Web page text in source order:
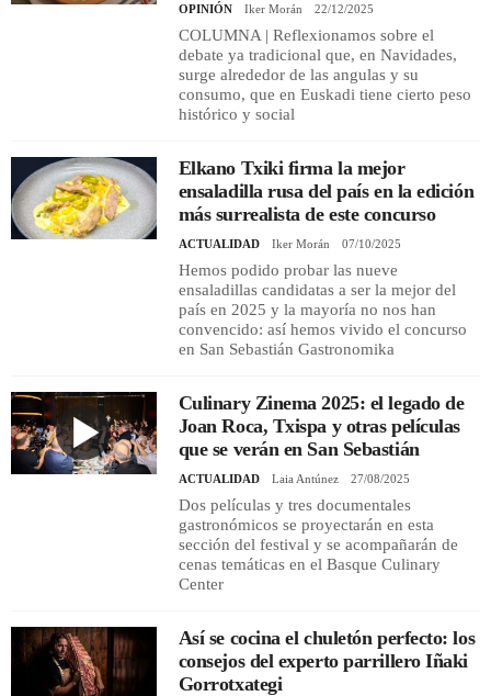
OPINIÓN Iker Morán 22/12/2025
COLUMNA | Reflexionamos sobre el
debate ya tradicional que, en Navidades,
surge alrededor de las angulas y su
consumo, que en Euskadi tiene cierto peso
histórico y social
Elkano Txiki firma la mejor
ensaladilla rusa del país en la edición
más surrealista de este concurso
ACTUALIDAD Iker Morán 07/10/2025
Hemos podido probar las nueve
ensaladillas candidatas a ser la mejor del
país en 2025 y la mayoría no nos han
convencido: así hemos vivido el concurso
en San Sebastián Gastronomika
Culinary Zinema 2025: el legado de
Joan Roca, Txispa y otras películas
que se verán en San Sebastián
ACTUALIDAD Laia Antúnez 27/08/2025
Dos películas y tres documentales
gastronómicos se proyectarán en esta
sección del festival y se acompañarán de
cenas temáticas en el Basque Culinary
Center
Así se cocina el chuletón perfecto: los
consejos del experto parrillero Iñaki
Gorrotxategi